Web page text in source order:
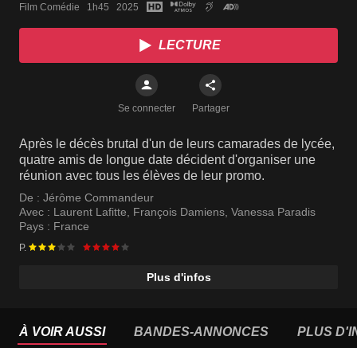
Film Comédie   1h45   2025
LECTURE
Se connecter Partager
Après le décès brutal d'un de leurs camarades de lycée,
quatre amis de longue date décident d'organiser une
réunion avec tous les élèves de leur promo.
De : Jérôme Commandeur
Avec : Laurent Lafitte, François Damiens, Vanessa Paradis
Pays : France
P.
Plus d'infos
À VOIR AUSSI BANDES-ANNONCES PLUS